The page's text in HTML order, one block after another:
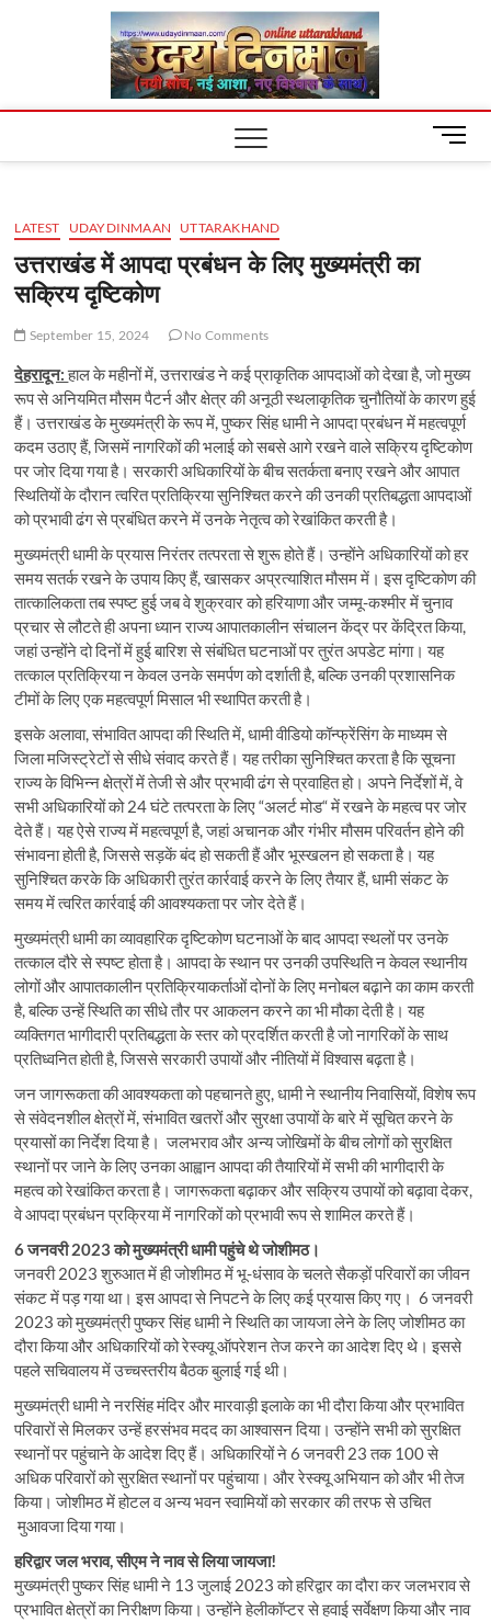
M
e
LATEST UDAYDINMAAN UTTARAKHAND
उत्तराखंड में आपदा प्रबंधन के लिए मुख्यमंत्री का
सक्रिय दृष्टिकोण
September 15, 2024 No Comments
देहरादून:हाल के महीनों में, उत्तराखंड ने कई प्राकृतिक आपदाओं को देखा है, जो मुख्य
रूप से अनियमित मौसम पैटर्न और क्षेत्र की अनूठी स्थलाकृतिक चुनौतियों के कारण हुई
हैं। उत्तराखंड के मुख्यमंत्री के रूप में, पुष्कर सिंह धामी ने आपदा प्रबंधन में महत्वपूर्ण
कदम उठाए हैं, जिसमें नागरिकों की भलाई को सबसे आगे रखने वाले सक्रिय दृष्टिकोण
पर जोर दिया गया है। सरकारी अधिकारियों के बीच सतर्कता बनाए रखने और आपात
स्थितियों के दौरान त्वरित प्रतिक्रिया सुनिश्चित करने की उनकी प्रतिबद्धता आपदाओं
को प्रभावी ढंग से प्रबंधित करने में उनके नेतृत्व को रेखांकित करती है।
मुख्यमंत्री धामी के प्रयास निरंतर तत्परता से शुरू होते हैं। उन्होंने अधिकारियों को हर
समय सतर्क रखने के उपाय किए हैं, खासकर अप्रत्याशित मौसम में। इस दृष्टिकोण की
तात्कालिकता तब स्पष्ट हुई जब वे शुक्रवार को हरियाणा और जम्मू-कश्मीर में चुनाव
प्रचार से लौटते ही अपना ध्यान राज्य आपातकालीन संचालन केंद्र पर केंद्रित किया,
जहां उन्होंने दो दिनों में हुई बारिश से संबंधित घटनाओं पर तुरंत अपडेट मांगा। यह
तत्काल प्रतिक्रिया न केवल उनके समर्पण को दर्शाती है, बल्कि उनकी प्रशासनिक
टीमों के लिए एक महत्वपूर्ण मिसाल भी स्थापित करती है।
इसके अलावा, संभावित आपदा की स्थिति में, धामी वीडियो कॉन्फ्रेंसिंग के माध्यम से
जिला मजिस्ट्रेटों से सीधे संवाद करते हैं। यह तरीका सुनिश्चित करता है कि सूचना
राज्य के विभिन्न क्षेत्रों में तेजी से और प्रभावी ढंग से प्रवाहित हो। अपने निर्देशों में, वे
सभी अधिकारियों को 24 घंटे तत्परता के लिए “अलर्ट मोड“ में रखने के महत्व पर जोर
देते हैं। यह ऐसे राज्य में महत्वपूर्ण है, जहां अचानक और गंभीर मौसम परिवर्तन होने की
संभावना होती है, जिससे सड़कें बंद हो सकती हैं और भूस्खलन हो सकता है। यह
सुनिश्चित करके कि अधिकारी तुरंत कार्रवाई करने के लिए तैयार हैं, धामी संकट के
समय में त्वरित कार्रवाई की आवश्यकता पर जोर देते हैं।
मुख्यमंत्री धामी का व्यावहारिक दृष्टिकोण घटनाओं के बाद आपदा स्थलों पर उनके
तत्काल दौरे से स्पष्ट होता है। आपदा के स्थान पर उनकी उपस्थिति न केवल स्थानीय
लोगों और आपातकालीन प्रतिक्रियाकर्ताओं दोनों के लिए मनोबल बढ़ाने का काम करती
है, बल्कि उन्हें स्थिति का सीधे तौर पर आकलन करने का भी मौका देती है। यह
व्यक्तिगत भागीदारी प्रतिबद्धता के स्तर को प्रदर्शित करती है जो नागरिकों के साथ
प्रतिध्वनित होती है, जिससे सरकारी उपायों और नीतियों में विश्वास बढ़ता है।
जन जागरूकता की आवश्यकता को पहचानते हुए, धामी ने स्थानीय निवासियों, विशेष रूप
से संवेदनशील क्षेत्रों में, संभावित खतरों और सुरक्षा उपायों के बारे में सूचित करने के
प्रयासों का निर्देश दिया है। जलभराव और अन्य जोखिमों के बीच लोगों को सुरक्षित
स्थानों पर जाने के लिए उनका आह्वान आपदा की तैयारियों में सभी की भागीदारी के
महत्व को रेखांकित करता है। जागरूकता बढ़ाकर और सक्रिय उपायों को बढ़ावा देकर,
वे आपदा प्रबंधन प्रक्रिया में नागरिकों को प्रभावी रूप से शामिल करते हैं।
6 जनवरी 2023 को मुख्यमंत्री धामी पहुंचे थे जोशीमठ।
जनवरी 2023 शुरुआत में ही जोशीमठ में भू-धंसाव के चलते सैकड़ों परिवारों का जीवन
संकट में पड़ गया था। इस आपदा से निपटने के लिए कई प्रयास किए गए। 6 जनवरी
2023 को मुख्यमंत्री पुष्कर सिंह धामी ने स्थिति का जायजा लेने के लिए जोशीमठ का
दौरा किया और अधिकारियों को रेस्क्यू ऑपरेशन तेज करने का आदेश दिए थे। इससे
पहले सचिवालय में उच्चस्तरीय बैठक बुलाई गई थी।
मुख्यमंत्री धामी ने नरसिंह मंदिर और मारवाड़ी इलाके का भी दौरा किया और प्रभावित
परिवारों से मिलकर उन्हें हरसंभव मदद का आश्वासन दिया। उन्होंने सभी को सुरक्षित
स्थानों पर पहुंचाने के आदेश दिए हैं। अधिकारियों ने 6 जनवरी 23 तक 100 से
अधिक परिवारों को सुरक्षित स्थानों पर पहुंचाया। और रेस्क्यू अभियान को और भी तेज
किया। जोशीमठ में होटल व अन्य भवन स्वामियों को सरकार की तरफ से उचित
मुआवजा दिया गया।
हरिद्वार जल भराव, सीएम ने नाव से लिया जायजा!
मुख्यमंत्री पुष्कर सिंह धामी ने 13 जुलाई 2023 को हरिद्वार का दौरा कर जलभराव से
प्रभावित क्षेत्रों का निरीक्षण किया। उन्होंने हेलीकॉप्टर से हवाई सर्वेक्षण किया और नाव